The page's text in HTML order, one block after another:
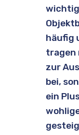
häufig
tragen
zur
bei,
ein